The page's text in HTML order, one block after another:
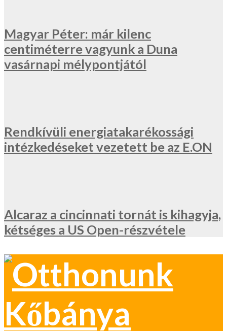
Magyar Péter: már kilenc
centiméterre vagyunk a Duna
vasárnapi mélypontjától
Rendkívüli energiatakarékossági
intézkedéseket vezetett be az E.ON
Alcaraz a cincinnati tornát is kihagyja,
kétséges a US Open-részvétele